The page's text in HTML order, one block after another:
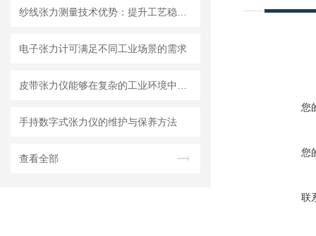
电子张力计可满足不同工业场景的需求
手持数字式张力仪的维护与保养方法
查看全部
您
您
联